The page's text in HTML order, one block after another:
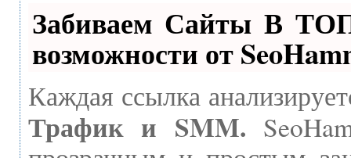
Забиваем Сайты В
возможности от
Каждая ссылка
Трафик и SMM.